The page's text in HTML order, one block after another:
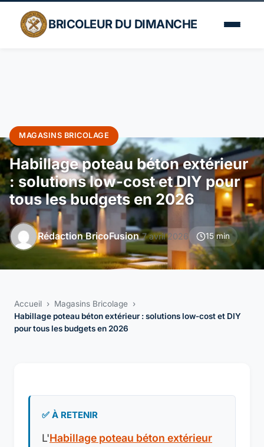
BRICOLEUR DU DIMANCHE
MAGASINS BRICOLAGE
Habillage poteau béton extérieur
: solutions low-cost et DIY pour
tous les budgets en 2026
Rédaction BricoFusion 7 avril 2026 15 min
Accueil › Magasins Bricolage ›
Habillage poteau béton extérieur : solutions low-cost et DIY
pour tous les budgets en 2026
✅ À RETENIR
L'Habillage poteau béton extérieur